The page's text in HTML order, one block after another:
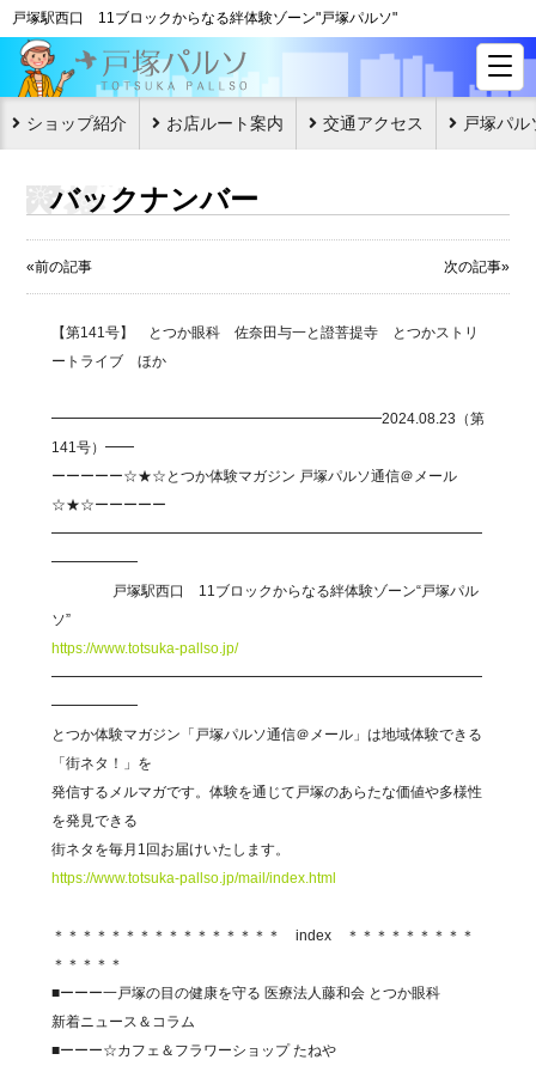
戸塚駅西口 11ブロックからなる絆体験ゾーン"戸塚パルソ"
ショップ紹介 お店ルート案内 交通アクセス 戸塚パル
バックナンバー
«前の記事 次の記事»
【第141号】 とつか眼科 佐奈田与一と證菩提寺 とつかストリ
ートライブ ほか
━━━━━━━━━━━━━━━━━━━━━━━2024.08.23（第
141号）━━
ーーーーー☆★☆とつか体験マガジン 戸塚パルソ通信＠メール
☆★☆ーーーーー
━━━━━━━━━━━━━━━━━━━━━━━━━━━━━━
━━━━━━
戸塚駅西口 11ブロックからなる絆体験ゾーン“戸塚パル
ソ”
https://www.totsuka-pallso.jp/
━━━━━━━━━━━━━━━━━━━━━━━━━━━━━━
━━━━━━
とつか体験マガジン「戸塚パルソ通信＠メール」は地域体験できる
「街ネタ！」を
発信するメルマガです。体験を通じて戸塚のあらたな価値や多様性
を発見できる
街ネタを毎月1回お届けいたします。
https://www.totsuka-pallso.jp/mail/index.html
＊＊＊＊＊＊＊＊＊＊＊＊＊＊＊＊ index ＊＊＊＊＊＊＊＊＊
＊＊＊＊＊
■ーーー一戸塚の目の健康を守る 医療法人藤和会 とつか眼科
新着ニュース＆コラム
■ーーー☆カフェ＆フラワーショップ たねや